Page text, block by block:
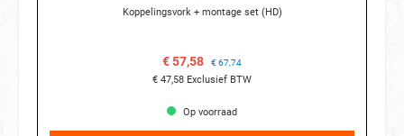
Koppelingsvork + montage set (HD)
€ 57,58 € 67,74
€ 47,58 Exclusief BTW
Op voorraad